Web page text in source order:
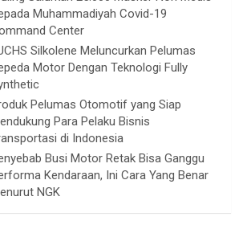
Muhammadiyah Covid-19
Center
Silkolene Meluncurkan Pelumas
Motor Dengan Teknologi Fully
Pelumas Otomotif yang Siap
Para Pelaku Bisnis
di Indonesia
Busi Motor Retak Bisa Ganggu
Kendaraan, Ini Cara Yang Benar
NGK